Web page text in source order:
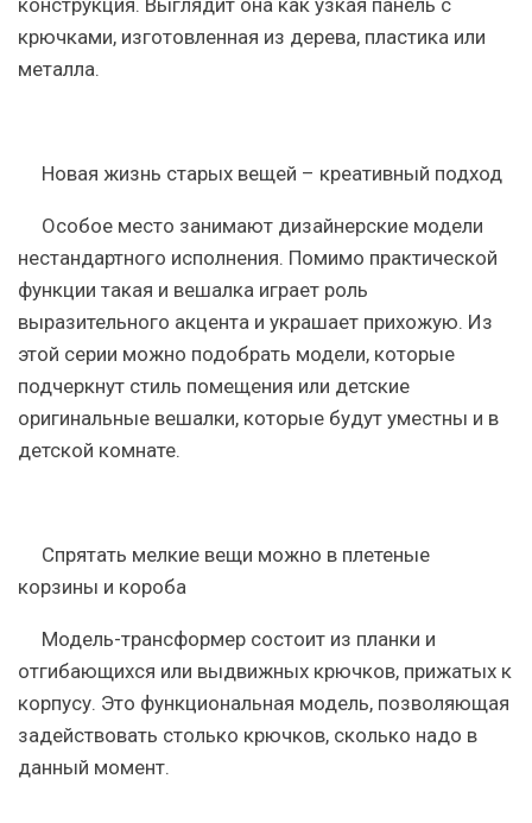
крючками, изготовленная из дерева, пластика или
металла.
Новая жизнь старых вещей – креативный подход
Особое место занимают дизайнерские модели
нестандартного исполнения. Помимо практической
функции такая и вешалка играет роль
выразительного акцента и украшает прихожую. Из
этой серии можно подобрать модели, которые
подчеркнут стиль помещения или детские
оригинальные вешалки, которые будут уместны и в
детской комнате.
Спрятать мелкие вещи можно в плетеные
корзины и короба
Модель-трансформер состоит из планки и
отгибающихся или выдвижных крючков, прижатых к
корпусу. Это функциональная модель, позволяющая
задействовать столько крючков, сколько надо в
данный момент.